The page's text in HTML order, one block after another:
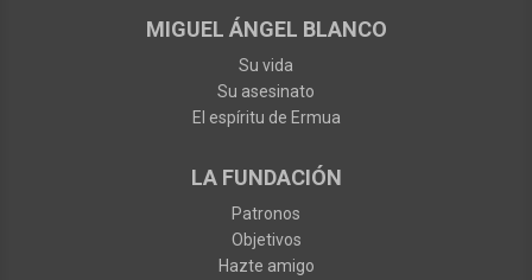
MIGUEL ÁNGEL BLANCO
Su vida
Su asesinato
El espíritu de Ermua
LA FUNDACIÓN
Patronos
Objetivos
Hazte amigo